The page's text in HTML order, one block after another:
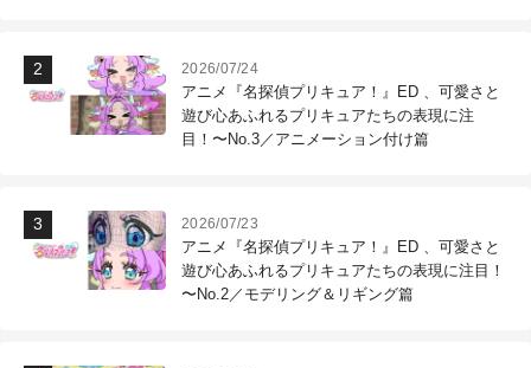
2026/07/24
アニメ『名探偵プリキュア！』ED 、可愛さと
遊び心あふれるプリキュアたちの表現に注
目！〜No.3／アニメーション付け篇
2026/07/23
アニメ『名探偵プリキュア！』ED 、可愛さと
遊び心あふれるプリキュアたちの表現に注目！
〜No.2／モデリング＆リギング篇